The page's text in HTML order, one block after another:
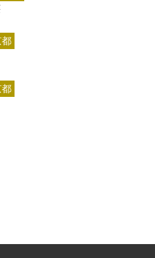
館
学校 閉校
都
都